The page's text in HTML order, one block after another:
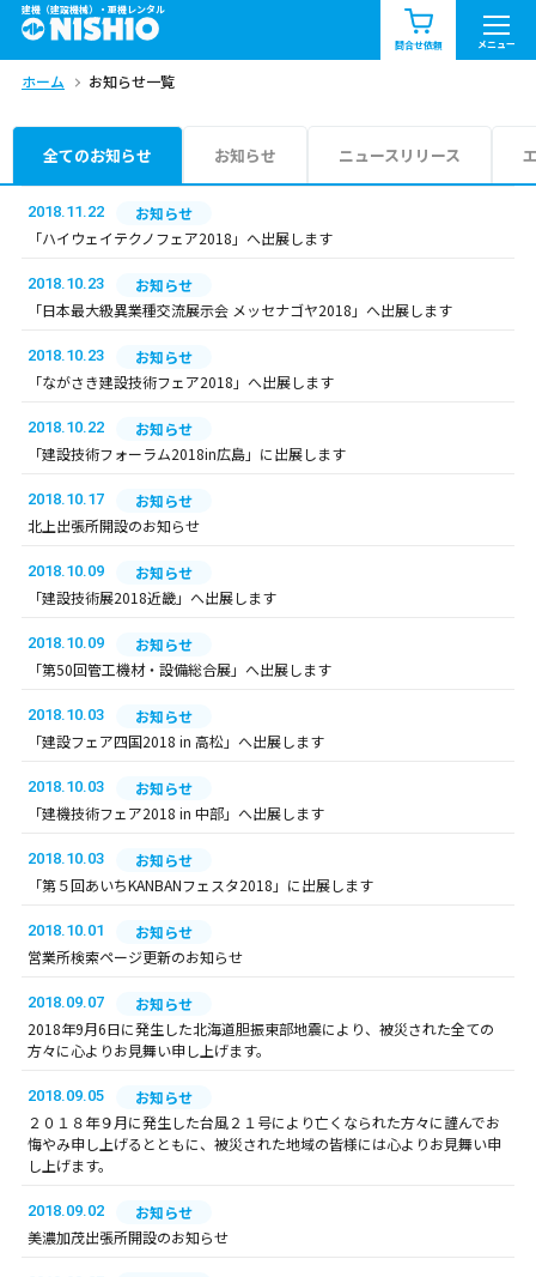
建機（建設機械）・重機レンタル
問合せ依頼 メニュー
商品一覧 お知らせ一覧
問合せ依頼リスト
エリア情報を見る
ホーム お知らせ一覧
全てのお知らせ お知らせ ニュースリリース
2018.11.22
お知らせ
「ハイウェイテクノフェア2018」へ出展します
2018.10.23
お知らせ
「日本最大級異業種交流展示会 メッセナゴヤ2018」へ出展します
2018.10.23
お知らせ
「ながさき建設技術フェア2018」へ出展します
2018.10.22
お知らせ
「建設技術フォーラム2018in広島」に出展します
2018.10.17
お知らせ
北上出張所開設のお知らせ
2018.10.09
お知らせ
「建設技術展2018近畿」へ出展します
2018.10.09
お知らせ
「第50回管工機材・設備総合展」へ出展します
2018.10.03
お知らせ
「建設フェア四国2018 in 高松」へ出展します
2018.10.03
お知らせ
「建機技術フェア2018 in 中部」へ出展します
2018.10.03
お知らせ
「第５回あいちKANBANフェスタ2018」に出展します
2018.10.01
お知らせ
営業所検索ページ更新のお知らせ
2018.09.07
お知らせ
2018年9月6日に発生した北海道胆振東部地震により、被災された全ての
方々に心よりお見舞い申し上げます。
2018.09.05
お知らせ
２０１８年９月に発生した台風２１号により亡くなられた方々に謹んでお
悔やみ申し上げるとともに、被災された地域の皆様には心よりお見舞い申
し上げます。
2018.09.02
お知らせ
美濃加茂出張所開設のお知らせ